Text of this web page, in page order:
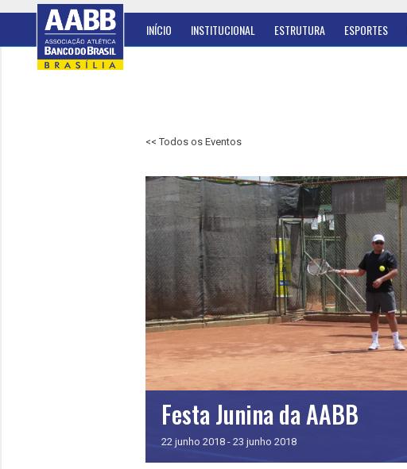
INÍCIO INSTITUCIONAL ESTRUTURA ESPORTES
<< Todos os Eventos
Festa Junina da AABB
22 junho 2018 - 23 junho 2018